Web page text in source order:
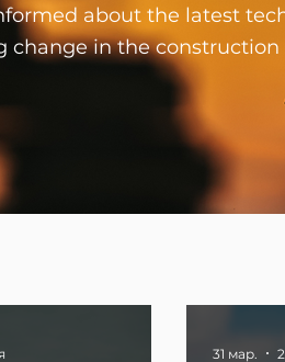
about the latest
change in the construction
31 мар.